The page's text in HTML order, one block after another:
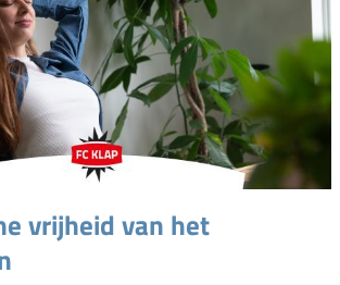
vrijheid van het